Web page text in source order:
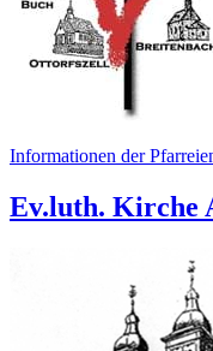
Informationen der
Ev.luth. Kirche